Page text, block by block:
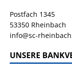
Postfach 1345
53350 Rheinbach
info@sc-
UNSERE